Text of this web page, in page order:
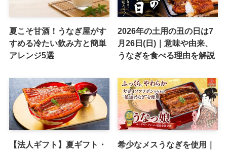
夏こそ甘酒！うなぎ屋がす
すめる冷たい飲み方と簡単
アレンジ5選
2026年の土用の丑の日は7
月26日(日)｜意味や由来、
うなぎを食べる理由を解説
【法人ギフト】夏ギフト・
希少なメスうなぎを使用｜